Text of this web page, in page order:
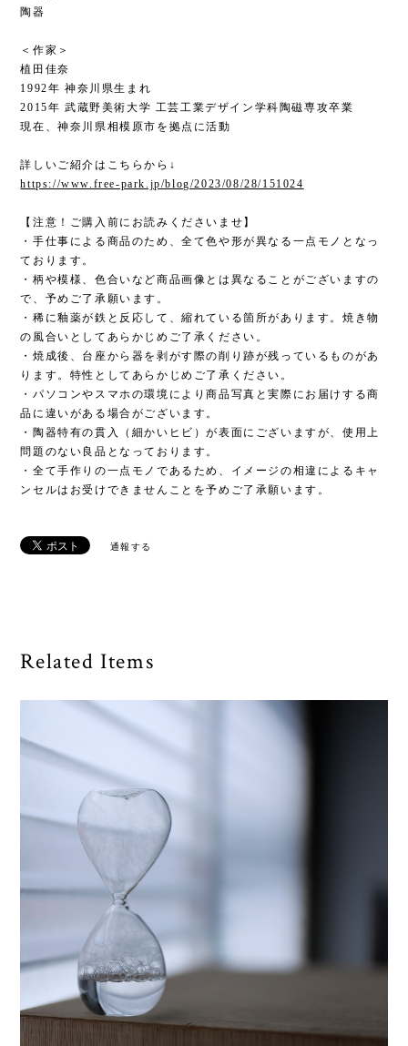
陶器
＜作家＞
植田佳奈
1992年 神奈川県生まれ
2015年 武蔵野美術大学 工芸工業デザイン学科陶磁専攻卒業
現在、神奈川県相模原市を拠点に活動
詳しいご紹介はこちらから↓
https://www.free-park.jp/blog/2023/08/28/151024
【注意！ご購入前にお読みくださいませ】
・手仕事による商品のため、全て色や形が異なる一点モノとなっ
ております。
・柄や模様、色合いなど商品画像とは異なることがございますの
で、予めご了承願います。
・稀に釉薬が鉄と反応して、縮れている箇所があります。焼き物
の風合いとしてあらかじめご了承ください。
・焼成後、台座から器を剥がす際の削り跡が残っているものがあ
ります。特性としてあらかじめご了承ください。
・パソコンやスマホの環境により商品写真と実際にお届けする商
品に違いがある場合がございます。
・陶器特有の貫入（細かいヒビ）が表面にございますが、使用上
問題のない良品となっております。
・全て手作りの一点モノであるため、イメージの相違によるキャ
ンセルはお受けできませんことを予めご了承願います。
通報する
Related Items